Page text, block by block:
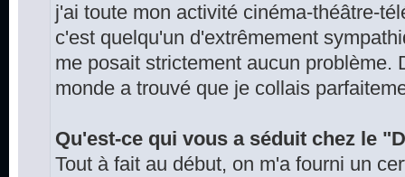
j'ai toute mon activité cinéma-théâtre-
c'est quelqu'un d'extrêmement
me posait strictement aucun problème.
monde a trouvé que je collais
Qu'est-ce qui vous a séduit chez le
Tout à fait au début, on m'a fourni un